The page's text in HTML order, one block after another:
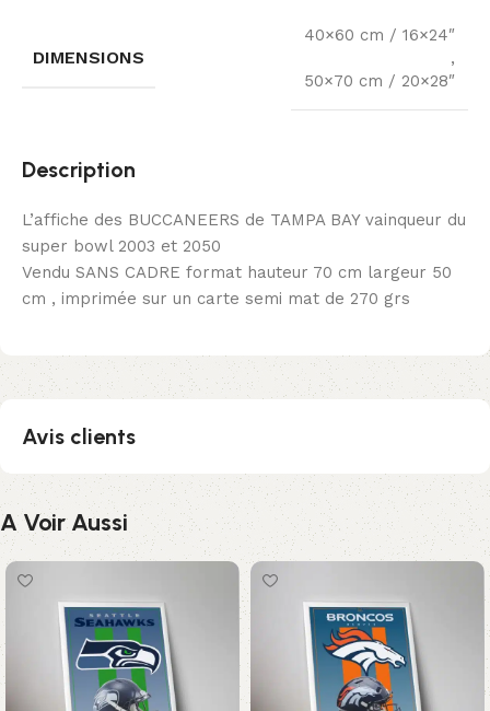
DIMENSIONS
40×60 cm / 16×24″
,
50×70 cm / 20×28″
Description
L’affiche des BUCCANEERS de TAMPA BAY vainqueur du
super bowl 2003 et 2050
Vendu SANS CADRE format hauteur 70 cm largeur 50
cm , imprimée sur un carte semi mat de 270 grs
Avis clients
A Voir Aussi